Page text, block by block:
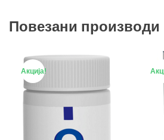
Повезани производи
Акција!